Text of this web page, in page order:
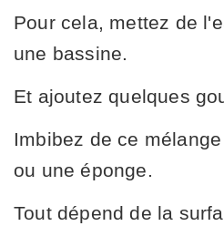
Pour cela, mettez de
une bassine.
Et ajoutez quelques
Imbibez de ce
ou une éponge.
Tout dépend de la